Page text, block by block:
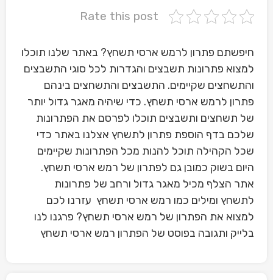
Rate this post
חיפשתם פתרון לרמש ארסי תשחץ? באתר שלנו תוכלו
למצוא פתרונות תשבצים והגדרות לכל סוגי התשבצים
והתשחצים שקיימים. התשבצים והתשחצים בינהם
פתרון לרמש ארסי תשחץ. כדי שיהיה מאגר גדול יותר
של תשחצים ותשבצים תוכלו לפרסם את הפתרונות
שלכם בדף הוספת פתרון לתשחץ אצלנו באתר כדי
שכל הקהילה תוכל להנות מכל הפתרונות שקיימים
היום בשוק כמובן גם לפתרון של רמש ארסי תשחץ.
אתר הצלף מכיל מאגר גדול ורחב של פתרונות
לתשחץ ומילים כמו רמש ארסי תשחץ עזרנו לכם
למצוא את הפתרון של רמש ארסי תשחץ? פרגנו לנו
בלייק ותגובה בפוסט של הפתרון רמש ארסי תשחץ